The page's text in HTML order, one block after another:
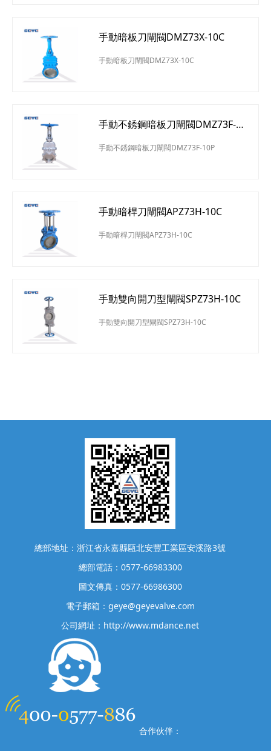
手動暗板刀閘閥DMZ73X-10C
手動暗板刀閘閥DMZ73X-10C
手動不銹鋼暗板刀閘閥DMZ73F-
手動不銹鋼暗板刀閘閥DMZ73F-10P
手動暗桿刀閘閥APZ73H-10C
手動暗桿刀閘閥APZ73H-10C
手動雙向開刀型閘閥SPZ73H-10C
手動雙向開刀型閘閥SPZ73H-10C
總部地址：浙江省永嘉縣甌北安豐工業區安溪路3號
總部電話：0577-66983300
圖文傳真：0577-66986300
電子郵箱：geye@geyevalve.com
公司網址：http://www.mdance.net
合作伙伴：